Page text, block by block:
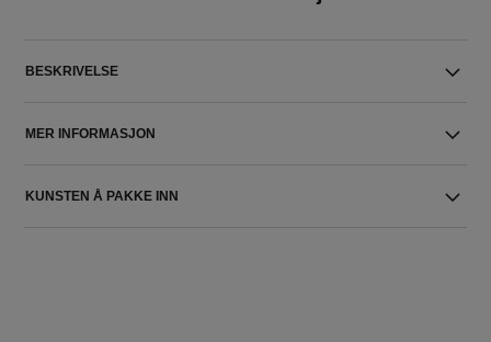
BESKRIVELSE
MER INFORMASJON
KUNSTEN Å PAKKE INN